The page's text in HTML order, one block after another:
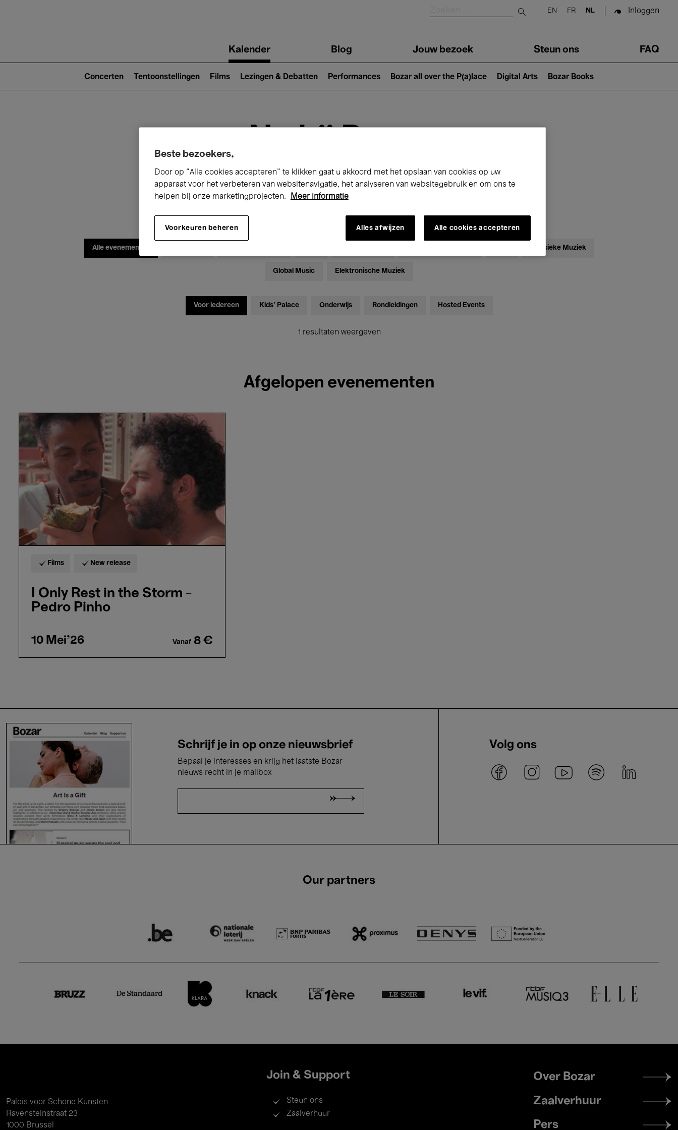
Submit search
EN FR NL Inloggen
navigationKalender Blog Jouw bezoek Steun ons FAQ
2)
Concerten Tentoonstellingen Films Lezingen & Debatten Performances Bozar all over the P(a)lace Digital Arts Bozar Books
Vandaag Komende 7 dagen Maand
Zondag 10 Mei 2026
Alle evenementen Klassieke Muziek
Global Music Elektronische Muziek
Voor iedereen Kids’ Palace Onderwijs Rondleidingen Hosted Events
1 resultaten weergeven
Afgelopen evenementen
I
Only
Rest
Storm
Pedro
Pinho
Films New release
I Only Rest in the Storm -
Pedro Pinho
10 Mei'26 Vanaf 8 €
Schrijf je in op onze nieuwsbrief
Bepaal je interesses en krijg het laatste Bozar
nieuws recht in je mailbox
Volg ons
Our partners
Paleis voor Schone Kunsten
Ravensteinstraat 23
1000 Brussel
Join & Support
Steun ons
Zaalverhuur
Footer
menu
Over Bozar
Zaalverhuur
Pers
Beste bezoekers,
Door op “Alle cookies accepteren” te klikken gaat u akkoord met het opslaan van cookies op uw
apparaat voor het verbeteren van websitenavigatie, het analyseren van websitegebruik en om ons te
helpen bij onze marketingprojecten.
Meer informatie
Voorkeuren beheren Alles afwijzen Alle cookies accepteren